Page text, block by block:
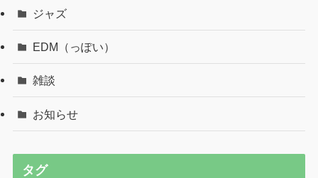
ジャズ
EDM（っぽい）
雑談
お知らせ
タグ